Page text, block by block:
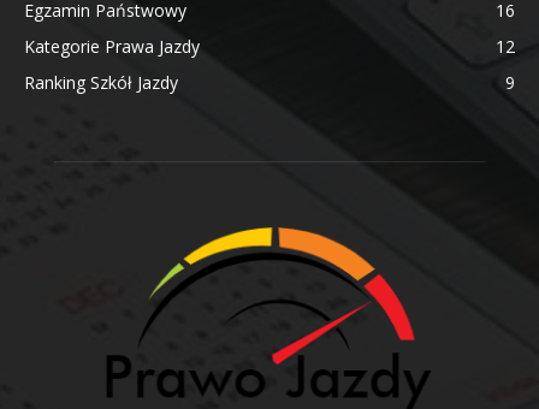
Egzamin Państwowy
16
Kategorie Prawa Jazdy
12
Ranking Szkół Jazdy
9